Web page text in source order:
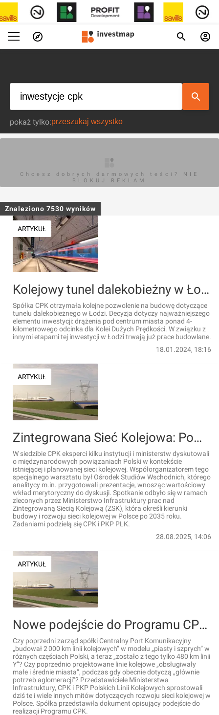
pokaż tylko:
Chcesz dobrych darmowych teści? NIE
BLOKUJ REKLAM
Znaleziono 7530 wyników
ARTYKUŁ
Kolejowy tunel dalekobieżny w Łodzi z pozwoleniem na budowę
Spółka CPK otrzymała kolejne pozwolenie na budowę dotyczące
tunelu dalekobieżnego w Łodzi. Decyzja dotyczy najważniejszego
elementu inwestycji: drążenia pod centrum miasta ponad 4-
kilometrowego odcinka dla Kolei Dużych Prędkości. W związku z
innymi etapami tej inwestycji w Łodzi trwają już prace budowlane.
18.01.2024, 18:16
ARTYKUŁ
Zintegrowana Sieć Kolejowa: Powiązania międzynarodowe w planie rozwoju polskiej sieci kolejowej
W siedzibie CPK eksperci kilku instytucji i ministerstw dyskutowali
o międzynarodowych powiązaniach Polski w kontekście
istniejącej i planowanej sieci kolejowej. Współorganizatorem tego
specjalnego warsztatu był Ośrodek Studiów Wschodnich, którego
analitycy m.in. przygotowali prezentacje, wnosząc wartościowy
wkład merytoryczny do dyskusji. Spotkanie odbyło się w ramach
zleconych przez Ministerstwo Infrastruktury prac nad
Zintegrowaną Siecią Kolejową (ZSK), która określi kierunki
budowy i rozwoju sieci kolejowej w Polsce po 2035 roku.
Zadaniami podzielą się CPK i PKP PLK.
28.08.2025, 14:06
ARTYKUŁ
Nowe podejście do Programu CPK ​i rozbudowy sieci kolejowej. Odkłamanie mitów i wnioski na przyszłość
Czy poprzedni zarząd spółki Centralny Port Komunikacyjny
„budował 2 000 km linii kolejowych” w modelu „piasty i szprych” w
różnych częściach Polski, a teraz „zostało z tego tylko 480 km linii
Y”? Czy poprzednio projektowane linie kolejowe „obsługiwały
małe i średnie miasta”, podczas gdy obecnie dotyczą „głównie
potrzeb aglomeracji”? Przedstawiciele Ministerstwa
Infrastruktury, CPK i PKP Polskich Linii Kolejowych sprostowali
dziś te i wiele innych mitów dotyczących rozwoju sieci kolejowej w
Polsce. Spółka przedstawiła dokument opisujący podejście do
realizacji Programu CPK.